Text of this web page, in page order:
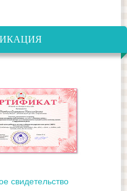
свидетельство